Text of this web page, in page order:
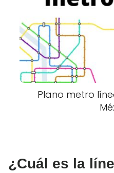
Plano metro
¿Cuál es la